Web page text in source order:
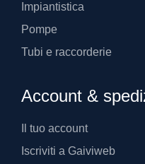
Impiantistica
Pompe
Tubi e raccorderie
Account &
Il tuo account
Iscriviti a Gaiviweb